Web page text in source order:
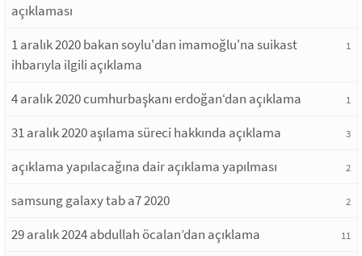
açıklaması
1 aralık 2020 bakan soylu'dan imamoğlu'na suikast
ihbarıyla ilgili açıklama
1
4 aralık 2020 cumhurbaşkanı erdoğan‘dan açıklama 1
31 aralık 2020 aşılama süreci hakkında açıklama 3
açıklama yapılacağına dair açıklama yapılması 2
samsung galaxy tab a7 2020 2
29 aralık 2024 abdullah öcalan’dan açıklama 11